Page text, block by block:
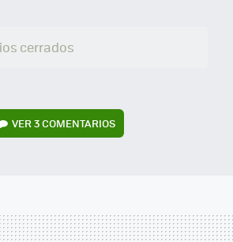
cerrados
VER3 COMENTARIOS